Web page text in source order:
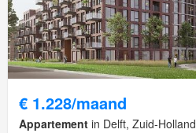
€ 1.228/maand
Appartement in Delft, Zuid-Holland